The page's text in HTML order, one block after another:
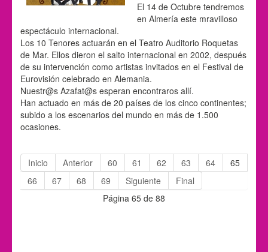
El 14 de Octubre tendremos
en Almería este mravilloso
espectáculo internacional.
Los 10 Tenores actuarán en el Teatro Auditorio Roquetas
de Mar. Ellos dieron el salto internacional en 2002, después
de su intervención como artistas invitados en el Festival de
Eurovisión celebrado en Alemania.
Nuestr@s Azafat@s esperan encontraros allí.
Han actuado en más de 20 países de los cinco continentes;
subido a los escenarios del mundo en más de 1.500
ocasiones.
Inicio Anterior 60 61 62 63 64
65
66
67 68 69 Siguiente
Final
Página 65 de 88